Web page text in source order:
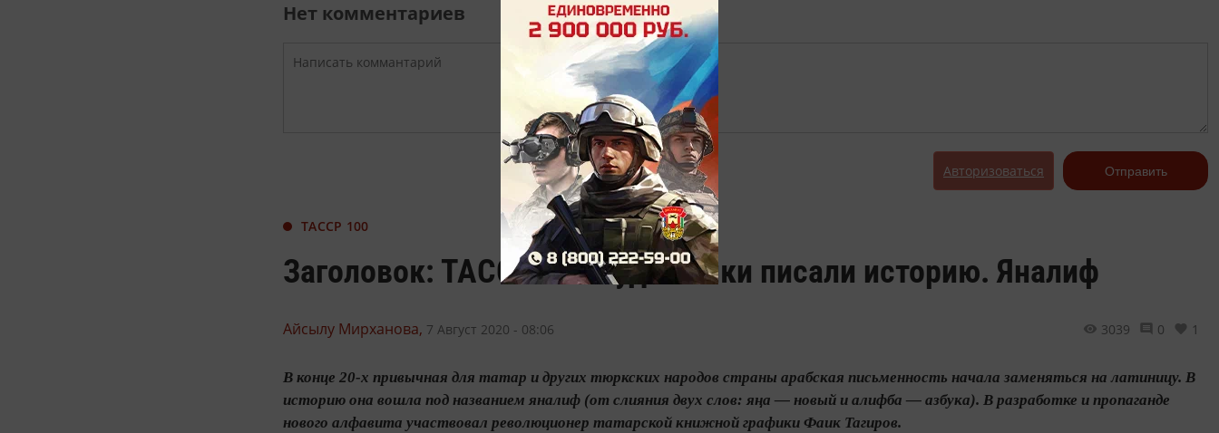
Нет комментариев
Авторизоваться Отправить
ТАССР 100
Заголовок: ТАССР. Как художники писали историю. Яналиф
Айсылу Мирханова, 7 Август 2020 - 08:06 3039 0 1
В конце 20-х привычная для татар и других тюркских народов страны арабская письменность начала заменяться на латиницу. В
историю она вошла под названием яналиф (от слияния двух слов: яңа — новый и алифба — азбука). В разработке и пропаганде
нового алфавита участвовал революционер татарской книжной графики Фаик Тагиров.